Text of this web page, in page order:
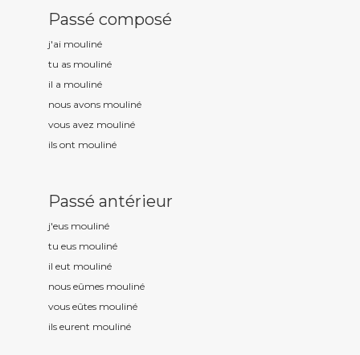
Passé composé
j'ai mouliné
tu as mouliné
il a mouliné
nous avons mouliné
vous avez mouliné
ils ont mouliné
Passé antérieur
j'eus mouliné
tu eus mouliné
il eut mouliné
nous eûmes mouliné
vous eûtes mouliné
ils eurent mouliné